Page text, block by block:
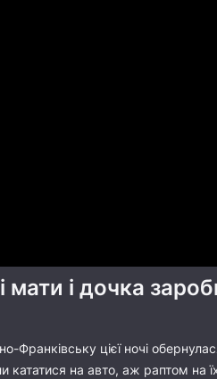
мати і дочка
Франківську цієї ночі
на авто, аж раптом на